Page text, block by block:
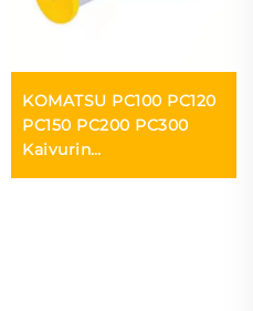
KOMATSU PC100 PC120
PC150 PC200 PC300
Kaivurin
Kaukosormukset ja